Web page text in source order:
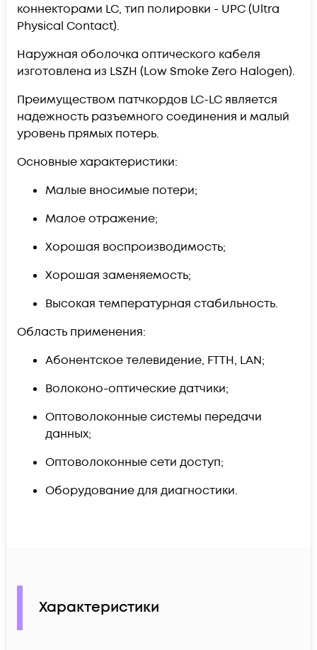
коннекторами LC, тип полировки - UPC (Ultra
Physical Contact).
Наружная оболочка оптического кабеля
изготовлена из LSZH (Low Smoke Zero Halogen).
Преимуществом патчкордов LC-LC является
надежность разъемного соединения и малый
уровень прямых потерь.
Основные характеристики:
Малые вносимые потери;
Малое отражение;
Хорошая воспроизводимость;
Хорошая заменяемость;
Высокая температурная стабильность.
Область применения:
Абонентское телевидение, FTTH, LAN;
Волоконо-оптические датчики;
Оптоволоконные системы передачи
данных;
Оптоволоконные сети доступ;
Оборудование для диагностики.
Характеристики